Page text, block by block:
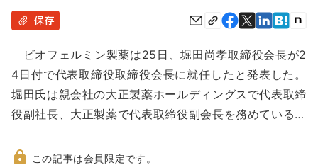
ツ
に
動
保存
ビオフェルミン製薬は25日、堀田尚孝取締役会長が2
4日付で代表取締役取締役会長に就任したと発表した。
堀田氏は親会社の大正製薬ホールディングスで代表取締
役副社長、大正製薬で代表取締役副会長を務めている…
この記事は会員限定です。